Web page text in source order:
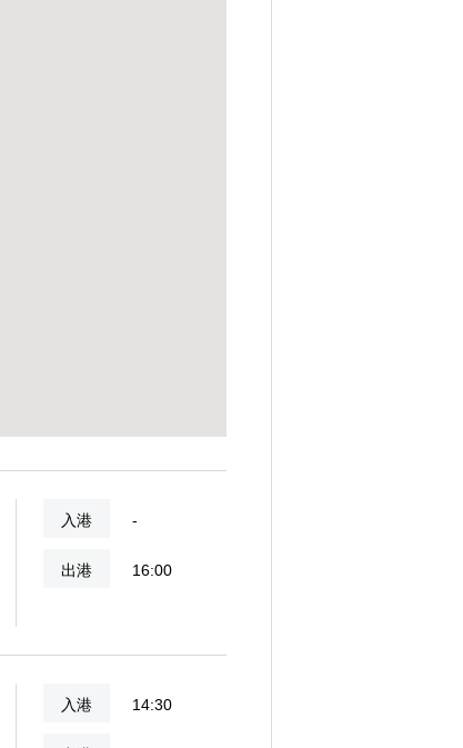
入港 -
出港 16:00
入港 14:30